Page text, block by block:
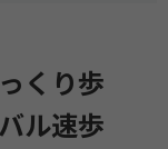
くり歩
ル速歩